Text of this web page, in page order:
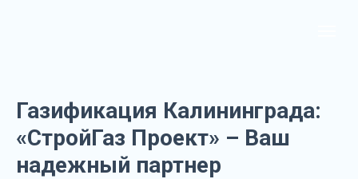
Газификация Калининграда:
«СтройГаз Проект» – Ваш
надежный партнер